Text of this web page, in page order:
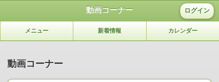
動画コーナー ログイン
メニュー 新着情報 カレンダー
動画コーナー